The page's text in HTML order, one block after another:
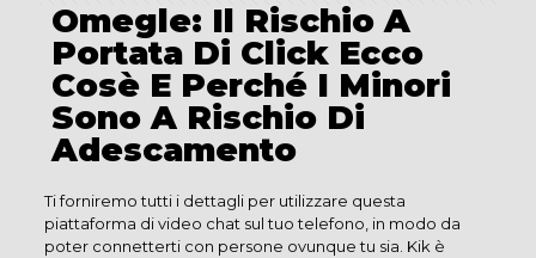
Omegle: Il Rischio A
Portata Di Click Ecco
Cosè E Perché I Minori
Sono A Rischio Di
Adescamento
Ti forniremo tutti i dettagli per utilizzare questa
piattaforma di video chat sul tuo telefono, in modo da
poter connetterti con persone ovunque tu sia. Kik è